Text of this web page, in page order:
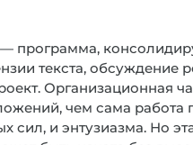
программа,
текста, обсуждение
Организационная
чем сама
сил, и энтузиазма. Но